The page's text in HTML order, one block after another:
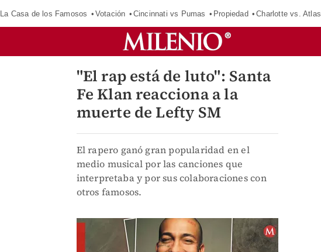
La Casa de los Famosos Votación Cincinnati vs Pumas Propiedad Charlotte vs. Atlas
"El rap está de luto": Santa
Fe Klan reacciona a la
muerte de Lefty SM
El rapero ganó gran popularidad en el
medio musical por las canciones que
interpretaba y por sus colaboraciones con
otros famosos.